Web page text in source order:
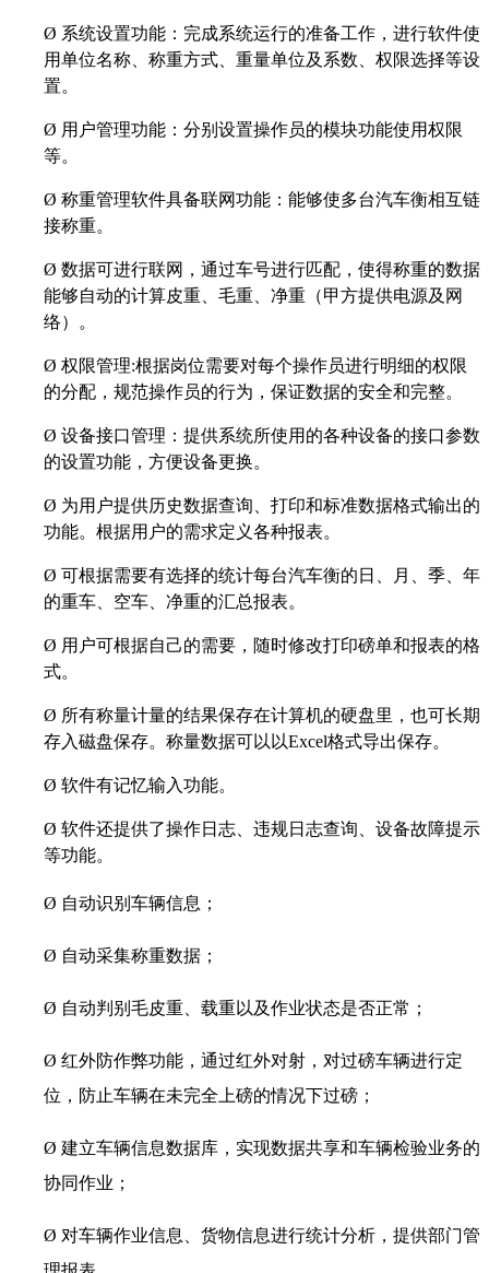
Ø 系统设置功能：完成系统运行的准备工作，进行软件使
用单位名称、称重方式、重量单位及系数、权限选择等设
置。
Ø 用户管理功能：分别设置操作员的模块功能使用权限
等。
Ø 称重管理软件具备联网功能：能够使多台汽车衡相互链
接称重。
Ø 数据可进行联网，通过车号进行匹配，使得称重的数据
能够自动的计算皮重、毛重、净重（甲方提供电源及网
络）。
Ø 权限管理:根据岗位需要对每个操作员进行明细的权限
的分配，规范操作员的行为，保证数据的安全和完整。
Ø 设备接口管理：提供系统所使用的各种设备的接口参数
的设置功能，方便设备更换。
Ø 为用户提供历史数据查询、打印和标准数据格式输出的
功能。根据用户的需求定义各种报表。
Ø 可根据需要有选择的统计每台汽车衡的日、月、季、年
的重车、空车、净重的汇总报表。
Ø 用户可根据自己的需要，随时修改打印磅单和报表的格
式。
Ø 所有称量计量的结果保存在计算机的硬盘里，也可长期
存入磁盘保存。称量数据可以以Excel格式导出保存。
Ø 软件有记忆输入功能。
Ø 软件还提供了操作日志、违规日志查询、设备故障提示
等功能。
Ø 自动识别车辆信息；
Ø 自动采集称重数据；
Ø 自动判别毛皮重、载重以及作业状态是否正常；
Ø 红外防作弊功能，通过红外对射，对过磅车辆进行定
位，防止车辆在未完全上磅的情况下过磅；
Ø 建立车辆信息数据库，实现数据共享和车辆检验业务的
协同作业；
Ø 对车辆作业信息、货物信息进行统计分析，提供部门管